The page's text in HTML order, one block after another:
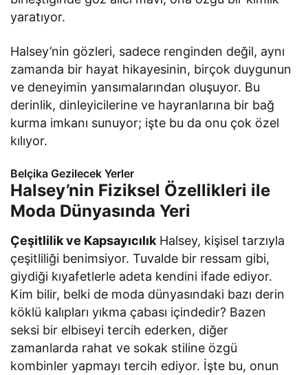
yaratıyor.
Halsey’nin gözleri, sadece renginden değil, aynı
zamanda bir hayat hikayesinin, birçok duygunun
ve deneyimin yansımalarından oluşuyor. Bu
derinlik, dinleyicilerine ve hayranlarına bir bağ
kurma imkanı sunuyor; işte bu da onu çok özel
kılıyor.
Belçika Gezilecek Yerler
Halsey’nin Fiziksel Özellikleri ile
Moda Dünyasında Yeri
Çeşitlilik ve Kapsayıcılık Halsey, kişisel tarzıyla
çeşitliliği benimsiyor. Tuvalde bir ressam gibi,
giydiği kıyafetlerle adeta kendini ifade ediyor.
Kim bilir, belki de moda dünyasındaki bazı derin
köklü kalıpları yıkma çabası içindedir? Bazen
seksi bir elbiseyi tercih ederken, diğer
zamanlarda rahat ve sokak stiline özgü
kombinler yapmayı tercih ediyor. İşte bu, onun